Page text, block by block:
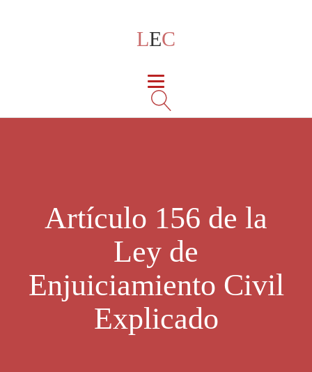
LEC
Artículo 156 de la
Ley de
Enjuiciamiento Civil
Explicado